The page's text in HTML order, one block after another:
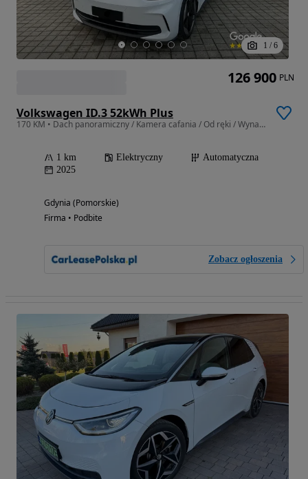
1 / 6
Volkswagen ID.3 52kWh Plus
170 KM • Dach panoramiczny / Kamera cafania / Od ręki / Wynajem / Leasing
1 km Elektryczny
Automatyczna
2025
Gdynia (Pomorskie)
Firma • Podbite
Zobacz ogłoszenia
126 900 PLN